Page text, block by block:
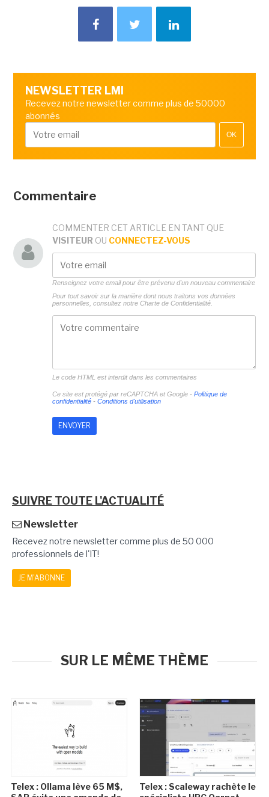
NEWSLETTER LMI
Recevez notre newsletter comme plus de 50000
abonnés
OK
Commentaire
COMMENTER CET ARTICLE EN TANT QUE
VISITEUR OU CONNECTEZ-VOUS
Renseignez votre email pour être prévenu d'un nouveau commentaire
Pour tout savoir sur la manière dont nous traitons vos données
personnelles, consultez notre Charte de Confidentialité.
Le code HTML est interdit dans les commentaires
Ce site est protégé par reCAPTCHA et Google - Politique de
confidentialité- Conditions d'utilisation
SUIVRE TOUTE L'ACTUALITÉ
Newsletter
Recevez notre newsletter comme plus de 50 000
professionnels de l'IT!
JE M'ABONNE
SUR LE MÊME THÈME
Telex : Ollama lève 65 M$,
Telex : Scaleway rachète le